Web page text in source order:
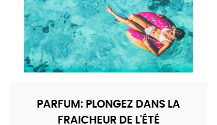
PARFUM: PLONGEZ DANS LA
FRAICHEUR DE L'ÉTÉ